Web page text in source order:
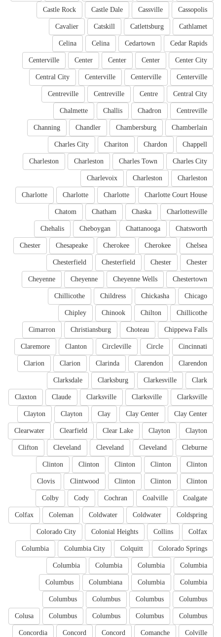
Cassopolis
Cassville
Castle Dale
Castle Rock
Cathlamet
Catlettsburg
Catskill
Cavalier
Cedar Rapids
Cedartown
Celina
Celina
Center City
Center
Center
Center
Centerville
Centerville
Centerville
Centerville
Central City
Central City
Centre
Centreville
Centreville
Centreville
Chadron
Challis
Chalmette
Chamberlain
Chambersburg
Chandler
Channing
Chappell
Chardon
Chariton
Charles City
Charles City
Charles Town
Charleston
Charleston
Charleston
Charleston
Charlevoix
Charlotte Court House
Charlotte
Charlotte
Charlotte
Charlottesville
Chaska
Chatham
Chatom
Chatsworth
Chattanooga
Cheboygan
Chehalis
Chelsea
Cherokee
Cherokee
Chesapeake
Chester
Chester
Chester
Chesterfield
Chesterfield
Chestertown
Cheyenne Wells
Cheyenne
Cheyenne
Chicago
Chickasha
Childress
Chillicothe
Chillicothe
Chilton
Chinook
Chipley
Chippewa Falls
Choteau
Christiansburg
Cimarron
Cincinnati
Circle
Circleville
Clanton
Claremore
Clarendon
Clarendon
Clarinda
Clarion
Clarion
Clark
Clarkesville
Clarksburg
Clarksdale
Clarksville
Clarksville
Clarksville
Claude
Claxton
Clay Center
Clay Center
Clay
Clayton
Clayton
Clayton
Clayton
Clear Lake
Clearfield
Clearwater
Cleburne
Cleveland
Cleveland
Cleveland
Clifton
Clinton
Clinton
Clinton
Clinton
Clinton
Clinton
Clinton
Clinton
Clintwood
Clovis
Coalgate
Coalville
Cochran
Cody
Colby
Coldspring
Coldwater
Coldwater
Coleman
Colfax
Colfax
Collins
Colonial Heights
Colorado City
Colorado Springs
Colquitt
Columbia City
Columbia
Columbia
Columbia
Columbia
Columbia
Columbia
Columbia
Columbiana
Columbus
Columbus
Columbus
Columbus
Columbus
Columbus
Columbus
Columbus
Columbus
Colusa
Colville
Comanche
Concord
Concord
Concordia